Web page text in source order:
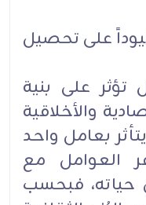
على تحصيل
على بنية
والأخلاقية
بعامل واحد
العوامل مع
حياته، فبحسب